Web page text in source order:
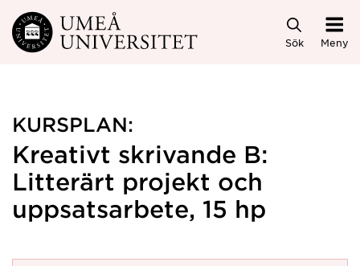
Hoppa direkt till innehållet
Sök Meny
KURSPLAN:
Kreativt skrivande B:
Litterärt projekt och
uppsatsarbete, 15 hp